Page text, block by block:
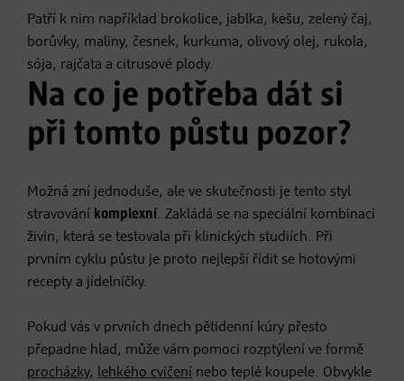
Patří k nim například brokolice, jablka, kešu, zelený čaj,
borůvky, maliny, česnek, kurkuma, olivový olej, rukola,
sója, rajčata a citrusové plody.
Na co je potřeba dát si
při tomto půstu pozor?
Možná zní jednoduše, ale ve skutečnosti je tento styl
stravování komplexní. Zakládá se na speciální kombinaci
živin, která se testovala při klinických studiích. Při
prvním cyklu půstu je proto nejlepší řídit se hotovými
recepty a jídelníčky.
Pokud vás v prvních dnech pětidenní kúry přesto
přepadne hlad, může vám pomoci rozptýlení ve formě
procházky, lehkého cvičení nebo teplé koupele. Obvykle